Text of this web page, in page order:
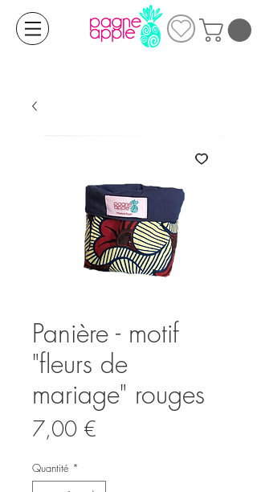
Panière - motif
"fleurs de
mariage" rouges
7,00 €
Quantité *